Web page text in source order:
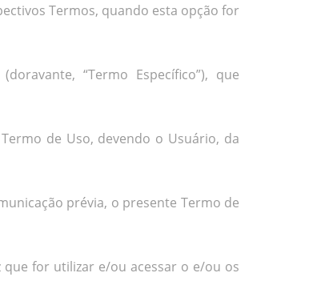
Termos, quando esta opção for
“Termo Específico”), que
de Uso, devendo o Usuário, da
prévia, o presente Termo de
que for utilizar e/ou acessar o e/ou os